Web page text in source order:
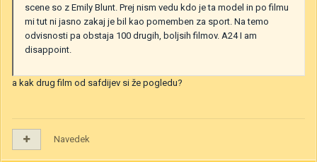
scene so z Emily Blunt. Prej nism vedu kdo je ta model in po filmu
mi tut ni jasno zakaj je bil kao pomemben za sport. Na temo
odvisnosti pa obstaja 100 drugih, boljsih filmov. A24 I am
disappoint.
a kak drug film od safdijev si že pogledu?
Navedek